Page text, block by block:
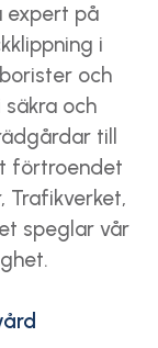
expert på
i
och
och
till
förtroendet
Trafikverket,
speglar vår